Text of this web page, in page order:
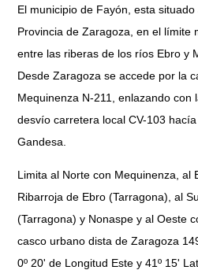
El municipio de Fayón, esta
Provincia de Zaragoza, en el límite
entre las riberas de los ríos Ebro y
Desde Zaragoza se accede por la
Mequinenza N-211, enlazando con
desvío carretera local CV-103
Gandesa.
Limita al Norte con Mequinenza, al
Ribarroja de Ebro (Tarragona), al
(Tarragona) y Nonaspe y al Oeste
casco urbano dista de Zaragoza
0º 20' de Longitud Este y 41º 15'